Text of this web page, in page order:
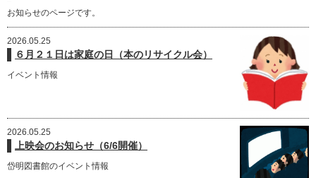
お知らせのページです。
2026.05.25
６月２１日は家庭の日（本のリサイクル会）
イベント情報
2026.05.25
上映会のお知らせ（6/6開催）
岱明図書館のイベント情報